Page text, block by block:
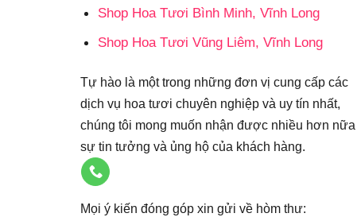
Shop Hoa Tươi Bình Minh, Vĩnh Long
Shop Hoa Tươi Vũng Liêm, Vĩnh Long
Tự hào là một trong những đơn vị cung cấp các
dịch vụ hoa tươi chuyên nghiệp và uy tín nhất,
chúng tôi mong muốn nhận được nhiều hơn nữa
sự tin tưởng và ủng hộ của khách hàng.
Mọi ý kiến đóng góp xin gửi về hòm thư: